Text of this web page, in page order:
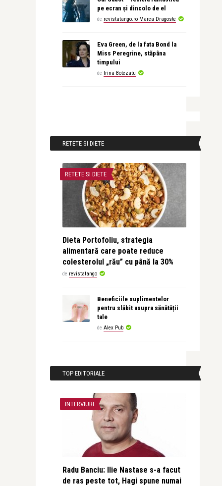
pe ecran și dincolo de el
de revistatango.ro Marea Dragoste
Eva Green, de la fata Bond la
Miss Peregrine, stăpâna
timpului
de Irina Botezatu
RETETE SI DIETE
RETETE SI DIETE
Dieta Portofoliu, strategia
alimentară care poate reduce
colesterolul „rău” cu până la 30%
de revistatango
Beneficiile suplimentelor
pentru slăbit asupra sănătății
tale
de Alex Pub
TOP EDITORIALE
INTERVIURI
Radu Banciu: Ilie Nastase s-a facut
de ras peste tot, Hagi spune numai